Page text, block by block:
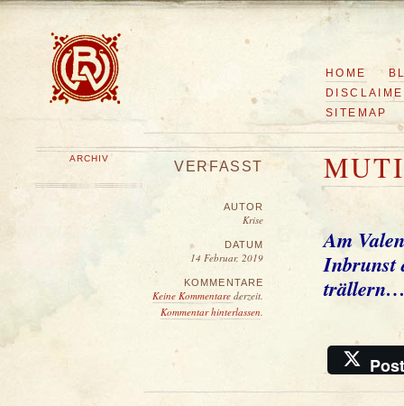
HOME
SITEMAP
ARCHIV
VERFASST
AUTOR
Krise
DATUM
14 Februar, 2019
KOMMENTARE
Keine Kommentare derzeit.
Kommentar hinterlassen.
Am
Inbrunst
Post